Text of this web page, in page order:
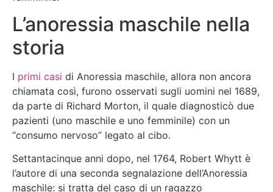
L’anoressia maschile nella
storia
I primi casi di Anoressia maschile, allora non ancora
chiamata così, furono osservati sugli uomini nel 1689,
da parte di Richard Morton, il quale diagnosticò due
pazienti (uno maschile e uno femminile) con un
“consumo nervoso” legato al cibo.
Settantacinque anni dopo, nel 1764, Robert Whytt è
l’autore di una seconda segnalazione dell’Anoressia
maschile: si tratta del caso di un ragazzo